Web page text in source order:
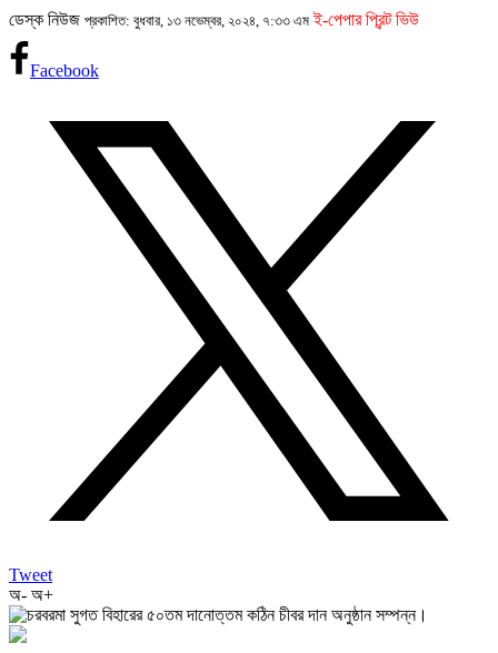
ডেস্ক নিউজ প্রকাশিত: বুধবার, ১৩ নভেম্বর, ২০২৪, ৭:৩৩ এম ই-পেপার প্রিন্ট ভিউ
Facebook
Tweet
অ- অ+